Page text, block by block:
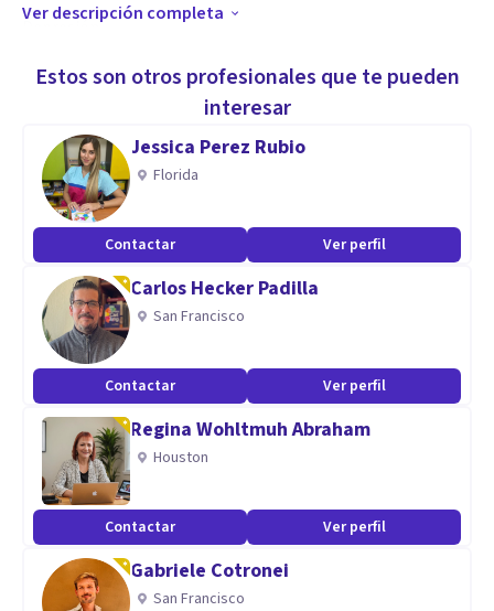
Dependencia Emocional
Familia y Pareja.
Aptitudes
Escucha activa
Empatía
Solidaridad
Confianza
Confidencialidad
Amabilidad
Resultados al 100 %
Profesionalismo y seguridad
Ver descripción completa
Estos son otros profesionales que te pueden
interesar
Jessica Perez Rubio
Florida
Contactar Ver perfil
Carlos Hecker Padilla
San Francisco
Contactar Ver perfil
Regina Wohltmuh Abraham
Houston
Contactar Ver perfil
Gabriele Cotronei
San Francisco